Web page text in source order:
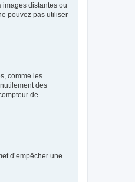
images distantes ou
pouvez pas utiliser
comme les
des
de
d’empêcher une